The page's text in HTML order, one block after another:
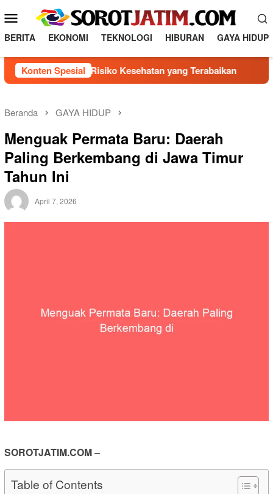
ke
konten
Menu
Mobile
BERITA EKONOMI TEKNOLOGI HIBURAN GAYA HIDUP
Konten Spesial
5 Faktor Risiko Kesehatan yang Terabaikan Direksi
Beranda GAYA HIDUP
Menguak Permata Baru: Daerah
Paling Berkembang di Jawa Timur
Tahun Ini
April 7, 2026
SOROTJATIM.COM–
Table of Contents